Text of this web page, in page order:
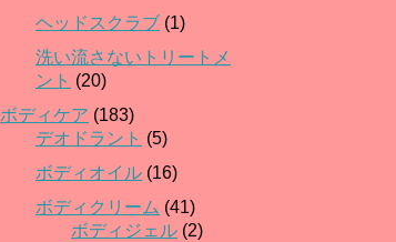
ヘッドスクラブ (1)
洗い流さないトリートメ
ント (20)
ボディケア (183)
デオドラント (5)
ボディオイル (16)
ボディクリーム (41)
ボディジェル (2)